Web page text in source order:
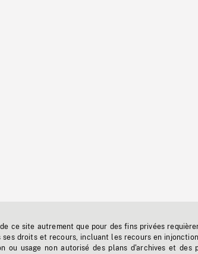
ce site autrement que pour des fins privées
ses droits et recours, incluant les recours en
ou usage non autorisé des plans d'archives et des